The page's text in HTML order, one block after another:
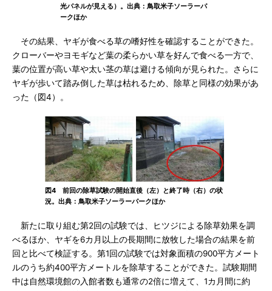
光パネルが見える）。出典：鳥取米子ソーラーパ
ークほか
その結果、ヤギが食べる草の嗜好性を確認することができた。
クローバーやヨモギなど葉の柔らかい草を好んで食べる一方で、
葉の位置が高い草や太い茎の草は避ける傾向が見られた。さらに
ヤギが歩いて踏み倒した草は枯れるため、除草と同様の効果があ
った（図4）。
図4 前回の除草試験の開始直後（左）と終了時（右）の状
況。出典：鳥取米子ソーラーパークほか
新たに取り組む第2回の試験では、ヒツジによる除草効果を調
べるほか、ヤギを6カ月以上の長期間に放牧した場合の結果を前
回と比べて検証する。第1回の試験では対象面積の900平方メート
ルのうち約400平方メートルを除草することができた。試験期間
中は自然環境館の入館者数も通常の2倍に増えて、1カ月間に約